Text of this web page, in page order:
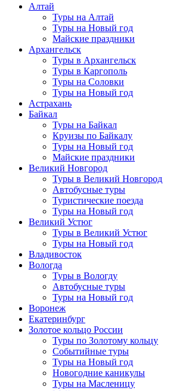
Алтай
Туры на Алтай
Туры на Новый год
Майские праздники
Архангельск
Туры в Архангельск
Туры в Каргополь
Туры на Соловки
Туры на Новый год
Астрахань
Байкал
Туры на Байкал
Круизы по Байкалу
Туры на Новый год
Майские праздники
Великий Новгород
Туры в Великий Новгород
Автобусные туры
Туристические поезда
Туры на Новый год
Великий Устюг
Туры в Великий Устюг
Туры на Новый год
Владивосток
Вологда
Туры в Вологду
Автобусные туры
Туры на Новый год
Воронеж
Екатеринбург
Золотое кольцо России
Туры по Золотому кольцу
Событийные туры
Туры на Новый год
Новогодние каникулы
Туры на Масленицу